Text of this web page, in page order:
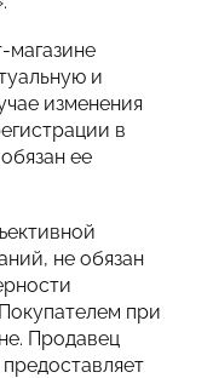
магазине
и
изменения
в
ее
не обязан
при
Продавец